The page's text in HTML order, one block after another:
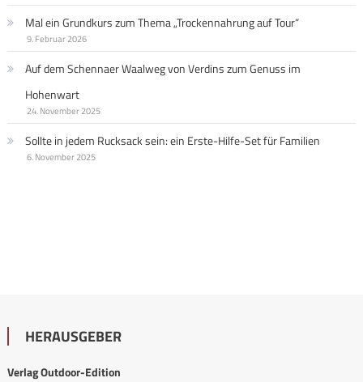
Mal ein Grundkurs zum Thema „Trockennahrung auf Tour“
9. Februar 2026
Auf dem Schennaer Waalweg von Verdins zum Genuss im
Hohenwart
24. November 2025
Sollte in jedem Rucksack sein: ein Erste-Hilfe-Set für Familien
6. November 2025
HERAUSGEBER
Verlag Outdoor-Edition